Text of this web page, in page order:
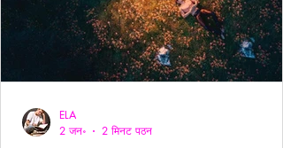
ELA
2 जन॰
2 मिनट पठन